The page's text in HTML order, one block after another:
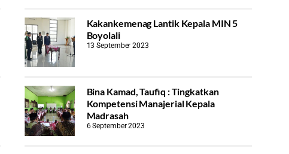
Kakankemenag Lantik Kepala MIN 5
Boyolali
13 September 2023
Bina Kamad, Taufiq : Tingkatkan
Kompetensi Manajerial Kepala
Madrasah
6 September 2023